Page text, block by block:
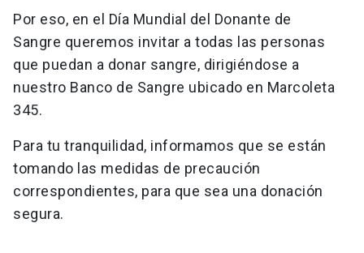
Por eso, en el Día Mundial del Donante de
Sangre queremos invitar a todas las personas
que puedan a donar sangre, dirigiéndose a
nuestro Banco de Sangre ubicado en Marcoleta
345.
Para tu tranquilidad, informamos que se están
tomando las medidas de precaución
correspondientes, para que sea una donación
segura.